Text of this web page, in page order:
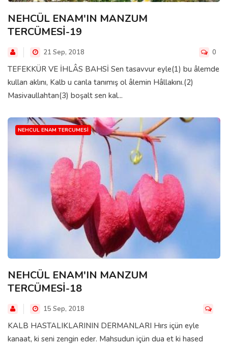
NEHCÜL ENAM'IN MANZUM
TERCÜMESİ-19
21 Sep, 2018 0
TEFEKKÜR VE İHLÂS BAHSİ Sen tasavvur eyle(1) bu âlemde
kullan aklını, Kalb u canla tanımış ol âlemin Hâllakını.(2)
Masivaullahtan(3) boşalt sen kal...
NEHCUL ENAM TERCUMESI
NEHCÜL ENAM'IN MANZUM
TERCÜMESİ-18
15 Sep, 2018
KALB HASTALIKLARININ DERMANLARI Hırs içün eyle
kanaat, ki seni zengin eder. Mahsudun içün dua et ki hased